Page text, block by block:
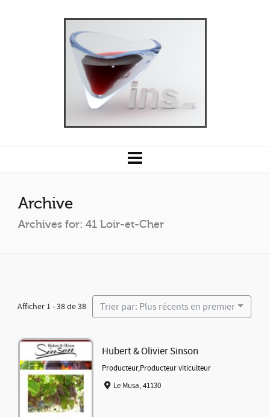
Archive
Archives for: 41 Loir-et-Cher
Afficher 1 - 38 de 38 Trier par: Plus récents en premier
Hubert & Olivier Sinson
Producteur,Producteur viticulteur
Le Musa, 41130